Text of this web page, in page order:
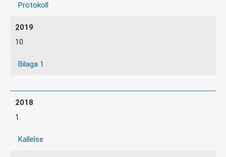
Protokoll
10.
Bilaga 1
1.
Kallelse